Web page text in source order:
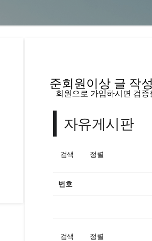
준회원이상 글 작
회원으로 가입하시면 검
자유게시판
검색 정렬
번호
검색 정렬